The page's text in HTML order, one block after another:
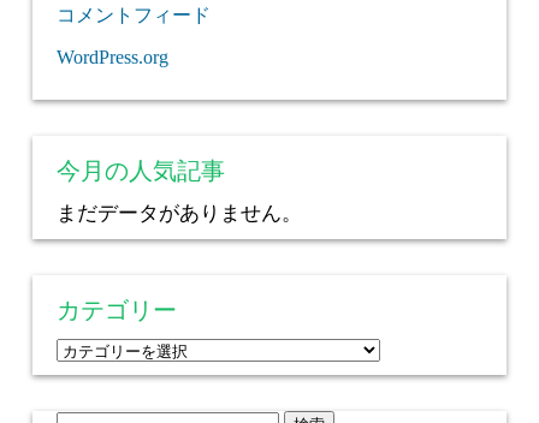
コメントフィード
WordPress.org
今月の人気記事
まだデータがありません。
カテゴリー
カ
テ
ゴ